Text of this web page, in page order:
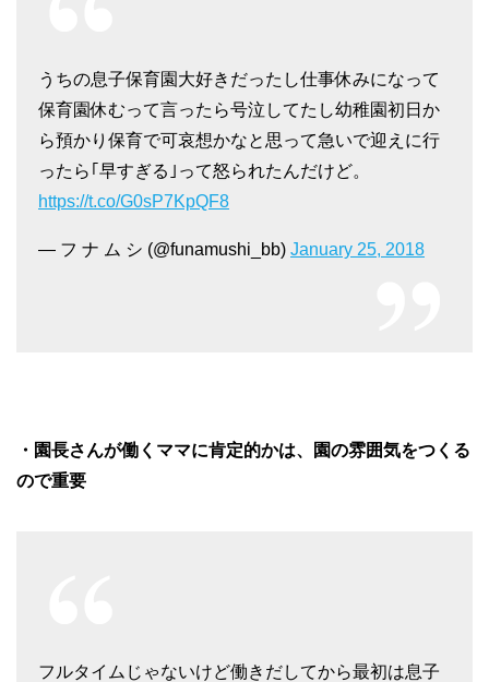
うちの息子保育園大好きだったし仕事休みになって
保育園休むって言ったら号泣してたし幼稚園初日か
ら預かり保育で可哀想かなと思って急いで迎えに行
ったら｢早すぎる｣って怒られたんだけど。
https://t.co/G0sP7KpQF8
— フ ナ ム シ (@funamushi_bb) January 25, 2018
・園長さんが働くママに肯定的かは、園の雰囲気をつくる
ので重要
フルタイムじゃないけど働きだしてから最初は息子